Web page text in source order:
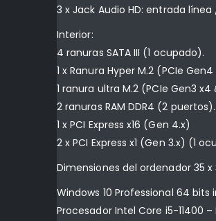
3 x Jack Audio HD: entrada
Interior:
4 ranuras SATA III (1 ocupado).
1 x Ranura Hyper M.2 (PCIe
1 ranura ultra M.2 (PCIe Gen3
2 ranuras RAM DDR4 (2 puertos).
1 x PCI Express x16 (Gen 4.x)
2 x PCI Express x1 (Gen 3.x) (1
Dimensiones del ordenador 35 x
Windows 10 Professional 64
Procesador Intel Core i5-11400 –